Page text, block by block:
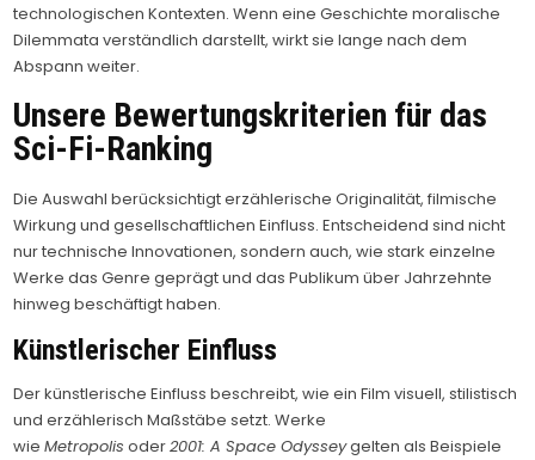
technologischen Kontexten. Wenn eine Geschichte moralische
Dilemmata verständlich darstellt, wirkt sie lange nach dem
Abspann weiter.
Unsere Bewertungskriterien für das
Sci-Fi-Ranking
Die Auswahl berücksichtigt erzählerische Originalität, filmische
Wirkung und gesellschaftlichen Einfluss. Entscheidend sind nicht
nur technische Innovationen, sondern auch, wie stark einzelne
Werke das Genre geprägt und das Publikum über Jahrzehnte
hinweg beschäftigt haben.
Künstlerischer Einfluss
Der künstlerische Einfluss beschreibt, wie ein Film visuell, stilistisch
und erzählerisch Maßstäbe setzt. Werke
wieMetropolis oder2001: A Space Odysseygelten als Beispiele